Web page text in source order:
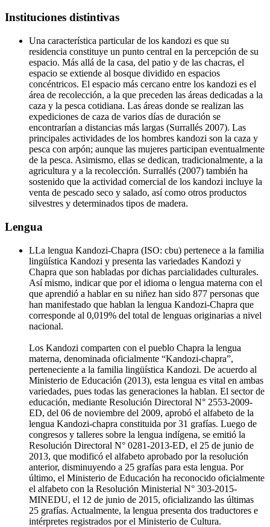
Instituciones distintivas
Una característica particular de los kandozi es que su
residencia constituye un punto central en la percepción de su
espacio. Más allá de la casa, del patio y de las chacras, el
espacio se extiende al bosque dividido en espacios
concéntricos. El espacio más cercano entre los kandozi es el
área de recolección, a la que preceden las áreas dedicadas a la
caza y la pesca cotidiana. Las áreas donde se realizan las
expediciones de caza de varios días de duración se
encontrarían a distancias más largas (Surrallés 2007). Las
principales actividades de los hombres kandozi son la caza y
pesca con arpón; aunque las mujeres participan eventualmente
de la pesca. Asimismo, ellas se dedican, tradicionalmente, a la
agricultura y a la recolección. Surrallés (2007) también ha
sostenido que la actividad comercial de los kandozi incluye la
venta de pescado seco y salado, así como otros productos
silvestres y determinados tipos de madera.
Lengua
LLa lengua Kandozi-Chapra (ISO: cbu) pertenece a la familia
lingüística Kandozi y presenta las variedades Kandozi y
Chapra que son habladas por dichas parcialidades culturales.
Así mismo, indicar que por el idioma o lengua materna con el
que aprendió a hablar en su niñez han sido 877 personas que
han manifestado que hablan la lengua Kandozi-Chapra que
corresponde al 0,019% del total de lenguas originarias a nivel
nacional.
Los Kandozi comparten con el pueblo Chapra la lengua
materna, denominada oficialmente “Kandozi-chapra”,
perteneciente a la familia lingüística Kandozi. De acuerdo al
Ministerio de Educación (2013), esta lengua es vital en ambas
variedades, pues todas las generaciones la hablan. El sector de
educación, mediante Resolución Directoral N° 2553-2009-
ED, del 06 de noviembre del 2009, aprobó el alfabeto de la
lengua Kandozi-chapra constituida por 31 grafías. Luego de
congresos y talleres sobre la lengua indígena, se emitió la
Resolución Directoral N° 0281-2013-ED, el 25 de junio de
2013, que modificó el alfabeto aprobado por la resolución
anterior, disminuyendo a 25 grafías para esta lengua. Por
último, el Ministerio de Educación ha reconocido oficialmente
el alfabeto con la Resolución Ministerial N° 303-2015-
MINEDU, el 12 de junio de 2015, oficializando las últimas
25 grafías. Actualmente, la lengua presenta dos traductores e
intérpretes registrados por el Ministerio de Cultura.